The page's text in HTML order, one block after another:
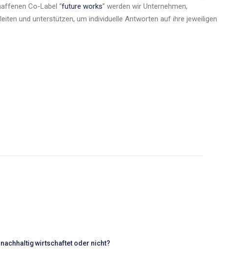
Co-Label “future works” werden wir Unternehmen,
und unterstützen, um individuelle Antworten auf ihre jeweiligen
wirtschaftet oder nicht?